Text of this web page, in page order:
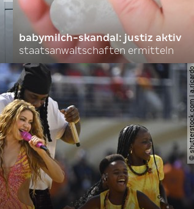
babymilch-skandal: justiz aktiv
staatsanwaltschaften ermitteln
©